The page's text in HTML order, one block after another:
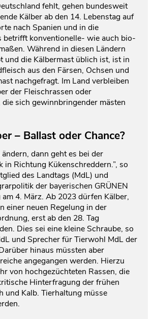
fehlt, gehen bundesweit
Kälber ab den 14. Lebenstag auf
nach Spanien und in die
betrifft konventionelle- wie auch bio-
Während in diesen Ländern
und die Kälbermast üblich ist, ist in
aus den Färsen, Ochsen und
nachgefragt. Im Land verbleiben
der Fleischrassen oder
sich gewinnbringender mästen
– Ballast oder Chance?
dann geht es bei der
in Richtung Kükenschreddern.”, so
des Landtags (MdL) und
der bayerischen GRÜNEN
4. März. Ab 2023 dürfen Kälber,
einer neuen Regelung in der
erst ab den 28. Tag
Dies sei eine kleine Schraube, so
und Sprecher für Tierwohl MdL der
hinaus müssten aber
angegangen werden. Hierzu
von hochgezüchteten Rassen, die
Hinterfragung der frühen
und Kalb. Tierhaltung müsse